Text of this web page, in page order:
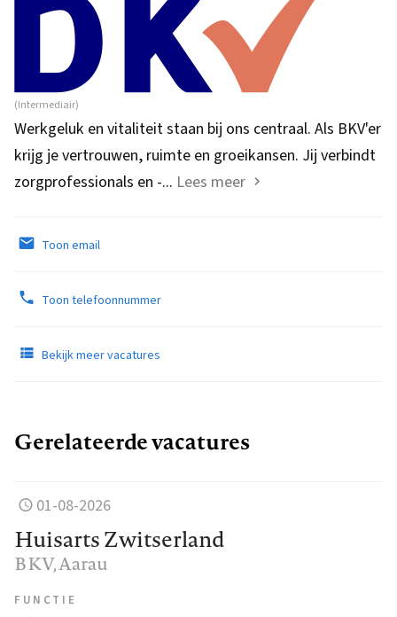
(Intermediair)
Werkgeluk en vitaliteit staan bij ons centraal. Als BKV'er
krijg je vertrouwen, ruimte en groeikansen. Jij verbindt
zorgprofessionals en -... Lees meer
Toon email
Toon telefoonnummer
Bekijk meer vacatures
Gerelateerde vacatures
01-08-2026
Huisarts Zwitserland
BKV, Aarau
FUNCTIE